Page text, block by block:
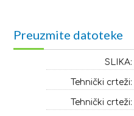
Preuzmite datoteke
SLIKA:
Tehnički crteži:
Tehnički crteži: